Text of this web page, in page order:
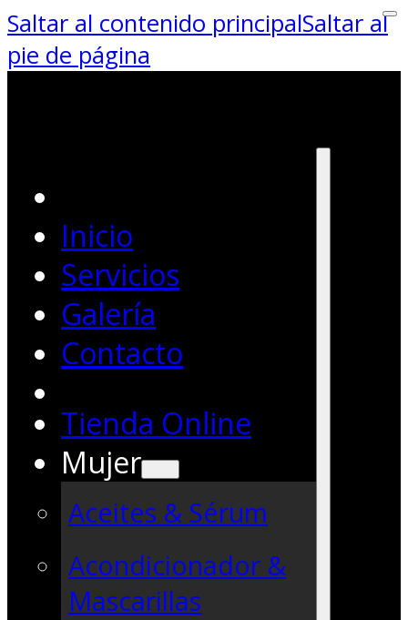
Saltar al contenido principalSaltar al
pie de página
Inicio
Servicios
Galería
Contacto
Tienda Online
Mujer
Aceites & Sérum
Acondicionador &
Mascarillas